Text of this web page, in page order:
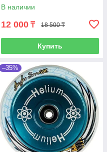
В наличии
12 000 ₸ 18 500 ₸
Купить
–35%